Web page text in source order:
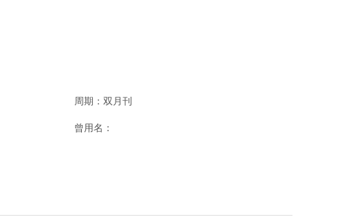
周期：双月刊
曾用名：